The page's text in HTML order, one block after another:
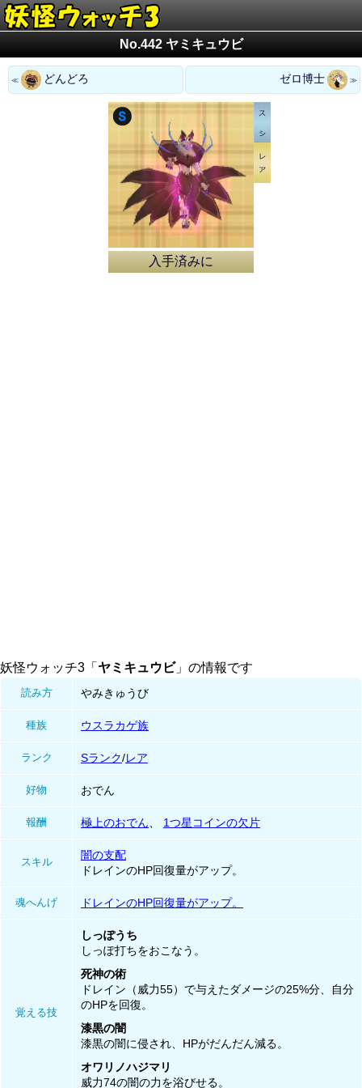
No.442 ヤミキュウビ
どんどろ ゼロ博士
入手済みに
妖怪ウォッチ3「 ヤミキュウビ」の情報です
読み方 やみきゅうび
種族 ウスラカゲ族
ランク Sランク/レア
好物 おでん
報酬 極上のおでん 1つ星コインの欠片
スキル
闇の支配
ドレインのHP回復量がアップ。
魂へんげ ドレインのHP回復量がアップ。
覚える技
しっぽうち
しっぽ打ちをおこなう。
死神の術
ドレイン（威力55）で与えたダメージの25%分、自分
のHPを回復。
漆黒の闇
漆黒の闇に侵され、HPがだんだん減る。
オワリノハジマリ
威力74の闇の力を浴びせる。